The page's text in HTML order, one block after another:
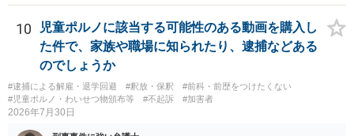
10
児童ポルノに該当する可能性のある動画を購入し
た件で、家族や職場に知られたり、逮捕などある
のでしょうか
#逮捕による解雇・退学回避 #釈放・保釈
#前科・前歴をつけたくない
#児童ポルノ・わいせつ物頒布等
#不起訴 #加害者
2026年7月30日